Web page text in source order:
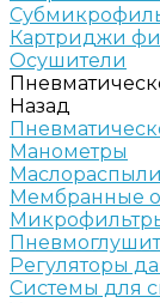
Картриджи
Осушители
Назад
Манометры
Мембранные
Регуляторы
Системы для